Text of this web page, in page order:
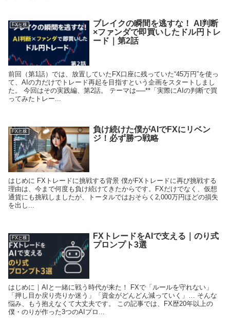
FXと株
ブレイクの瞬間を逃すな！ AI判断
×ファンダで即買いしたドル円トレ
ード｜第2話
前回（第1話）では、放置していたFX口座に残っていた“45万円”を使っ
て、AIの力だけでトレード再起を目指すという企画をスタートしまし
た。 今回はその実践編、第2話。 テーマは──**「実際にAIの判断で買
ってみたトレー...
FXと株
負け続けた僕がAIでFXにリベン
ジ！必ず勝つ戦略
はじめに FXトレードに挑戦する背景 僕がFXトレードに再び挑戦する
理由は、今まで何度も負け続けてきたからです。FXだけでなく、仮想
通貨にも挑戦しましたが、トータルではおそらく2,000万円ほどの損失
を出し...
FXと株
FXトレードをAIで支える｜のり式
プロンプト3選
はじめに｜AIと一緒に戦う時代が来た！ FXで「ルールを守れない」
「押し目か戻り売りか迷う」「資金がどんどん減っていく」… そんな
悩み、もう抱えなくて大丈夫です。 この記事では、FX歴20年以上の
僕・のりが作った3つのAIプロ...